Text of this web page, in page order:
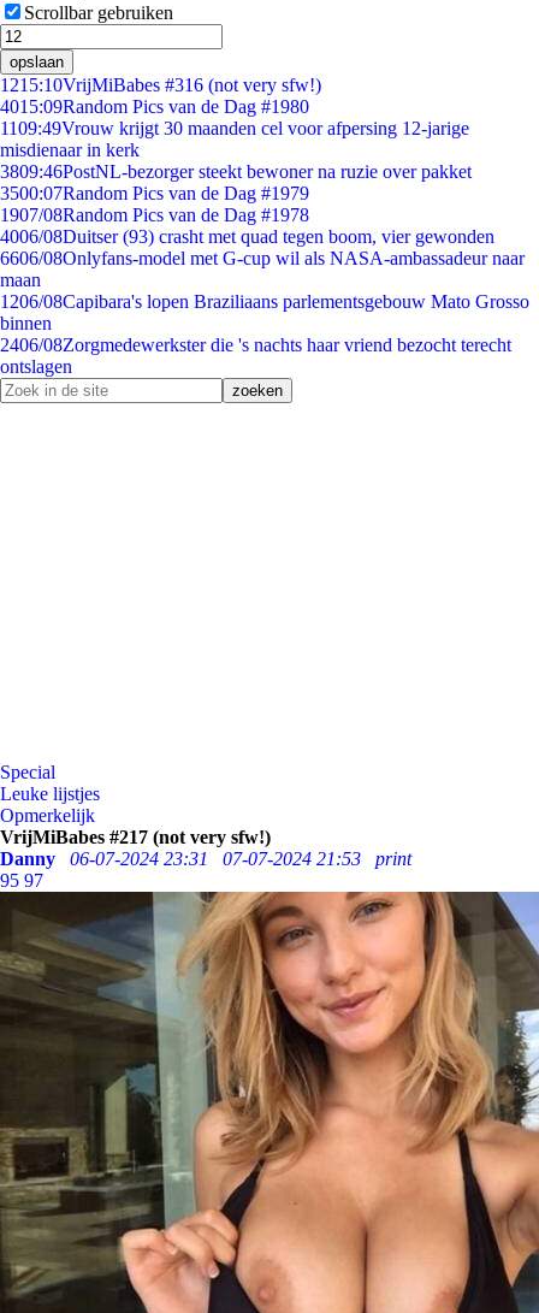
Scrollbar gebruiken
opslaan
1215:10VrijMiBabes #316 (not very sfw!)
4015:09Random Pics van de Dag #1980
1109:49Vrouw krijgt 30 maanden cel voor afpersing 12-jarige
misdienaar in kerk
3809:46PostNL-bezorger steekt bewoner na ruzie over pakket
3500:07Random Pics van de Dag #1979
1907/08Random Pics van de Dag #1978
4006/08Duitser (93) crasht met quad tegen boom, vier gewonden
6606/08Onlyfans-model met G-cup wil als NASA-ambassadeur naar
maan
1206/08Capibara's lopen Braziliaans parlementsgebouw Mato Grosso
binnen
2406/08Zorgmedewerkster die 's nachts haar vriend bezocht terecht
ontslagen
Special
Leuke lijstjes
Opmerkelijk
VrijMiBabes #217 (not very sfw!)
Danny
06-07-2024 23:31 07-07-2024 21:53
print
95 97